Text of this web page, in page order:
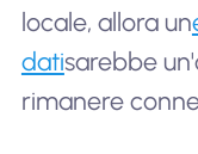
locale, allora un
datisarebbe
rimanere